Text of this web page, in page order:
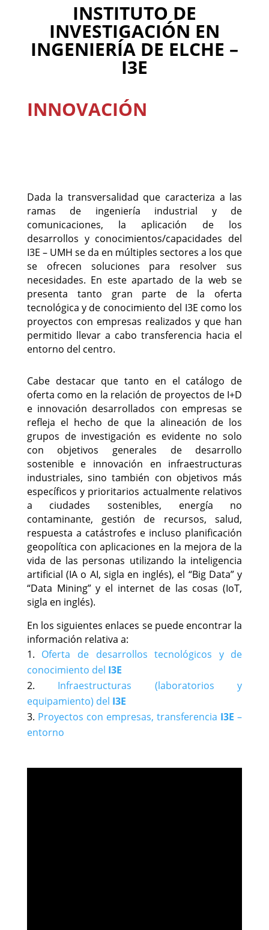
INSTITUTO DE
INVESTIGACIÓN EN
INGENIERÍA DE ELCHE –
I3E
INNOVACIÓN
Dada la transversalidad que caracteriza a las
ramas de ingeniería industrial y de
comunicaciones, la aplicación de los
desarrollos y conocimientos/capacidades del
I3E – UMH se da en múltiples sectores a los que
se ofrecen soluciones para resolver sus
necesidades. En este apartado de la web se
presenta tanto gran parte de la oferta
tecnológica y de conocimiento del I3E como los
proyectos con empresas realizados y que han
permitido llevar a cabo transferencia hacia el
entorno del centro.
Cabe destacar que tanto en el catálogo de
oferta como en la relación de proyectos de I+D
e innovación desarrollados con empresas se
refleja el hecho de que la alineación de los
grupos de investigación es evidente no solo
con objetivos generales de desarrollo
sostenible e innovación en infraestructuras
industriales, sino también con objetivos más
específicos y prioritarios actualmente relativos
a ciudades sostenibles, energía no
contaminante, gestión de recursos, salud,
respuesta a catástrofes e incluso planificación
geopolítica con aplicaciones en la mejora de la
vida de las personas utilizando la inteligencia
artificial (IA o AI, sigla en inglés), el “Big Data” y
“Data Mining” y el internet de las cosas (IoT,
sigla en inglés).
En los siguientes enlaces se puede encontrar la
información relativa a:
Oferta de desarrollos tecnológicos y de
conocimiento del I3E
Infraestructuras (laboratorios y
equipamiento) del I3E
Proyectos con empresas, transferencia I3E –
entorno